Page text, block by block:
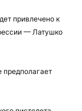
привлечено к
— Латушко
предполагает